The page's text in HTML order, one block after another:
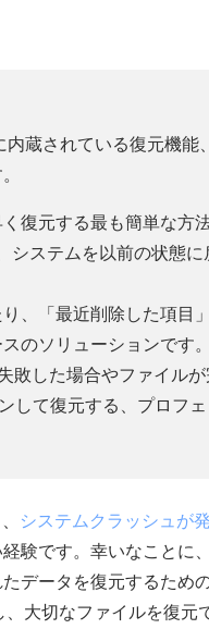
蔵されている復元機能
復元する最も簡単な方法
ステムを以前の状態
、「最近削除した項目
のソリューションです。
した場合やファイル
して復元する、プロフ
システムクラッシュが
験です。幸いなことに
データを復元するため
大切なファイルを復元